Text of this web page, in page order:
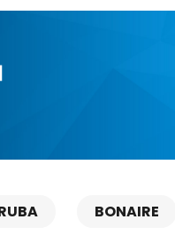
BONAIRE